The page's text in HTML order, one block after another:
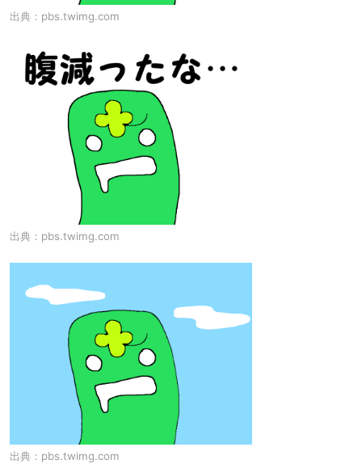
出典： pbs.twimg.com
出典： pbs.twimg.com
出典： pbs.twimg.com